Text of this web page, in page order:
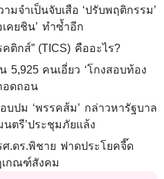
มจำเป็นจับเสือ ‘ปรับพฤติกรรม’
คยชิน’ ทำซ้ำอีก
กส์” (TICS) คืออะไร?
น 5,925 คนเอี่ยว ‘โกงสอบท้อง
อดถอน
อบปม ‘พรรคส้ม’ กล่าวหารัฐบาล
นตรี’ประชุมภัยแล้ง
ศ.ดร.พิชาย ฟาดประโยคจี๊ด
เกณฑ์สังคม